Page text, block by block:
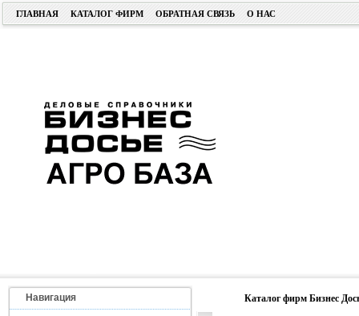
ГЛАВНАЯ КАТАЛОГ ФИРМ ОБРАТНАЯ СВЯЗЬ О НАС
Навигация Каталог фирм Бизнес